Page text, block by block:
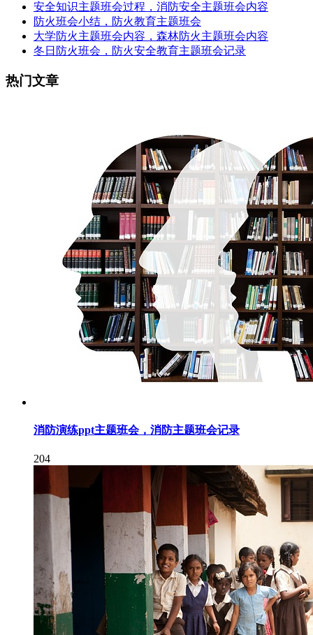
安全知识主题班会过程，消防安全主题班会内容
防火班会小结，防火教育主题班会
大学防火主题班会内容，森林防火主题班会内容
冬日防火班会，防火安全教育主题班会记录
热门文章
消防演练ppt主题班会，消防主题班会记录
204